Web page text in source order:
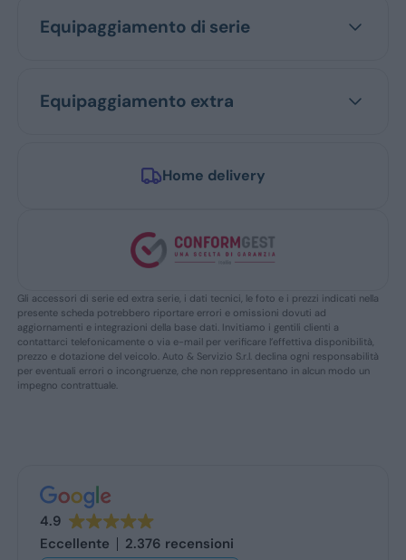
Equipaggiamento di serie
Equipaggiamento extra
Home delivery
Gli accessori di serie ed extra serie, i dati tecnici, le foto e i prezzi indicati nella
presente scheda potrebbero riportare errori e omissioni dovuti ad
aggiornamenti e integrazioni della base dati. Invitiamo i gentili clienti a
contattarci telefonicamente o via e-mail per verificare l’effettiva disponibilità,
prezzo e dotazione del veicolo. Auto & Servizio S.r.l. declina ogni responsabilità
per eventuali errori o incongruenze, che non reppresentano in alcun modo un
impegno contrattuale.
4.9
Eccellente
2.376 recensioni